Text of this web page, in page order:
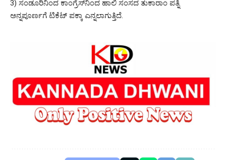
3) ಸಂಡೂರಿನಿಂದ ಕಾಂಗ್ರೆಸ್‌ನಿಂದ ಹಾಲಿ ಸಂಸದ ತುಕಾರಾಂ ಪತ್ನಿ
ಅನ್ನಪೂರ್ಣಗೆ ಟಿಕೆಟ್ ಪಕ್ಕಾ ಎನ್ನಲಾಗುತ್ತಿದೆ.